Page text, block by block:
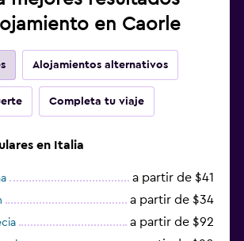
en Caorle
Alojamientos alternativos
Completa tu viaje
en Italia
a partir de $41
a partir de $34
a partir de $92